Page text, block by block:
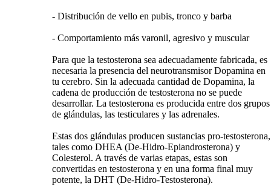
- Distribución de vello en pubis, tronco y barba
- Comportamiento más varonil, agresivo y muscular
Para que la testosterona sea adecuadamente fabricada, es
necesaria la presencia del neurotransmisor Dopamina en
tu cerebro. Sin la adecuada cantidad de Dopamina, la
cadena de producción de testosterona no se puede
desarrollar. La testosterona es producida entre dos grupos
de glándulas, las testiculares y las adrenales.
Estas dos glándulas producen sustancias pro-testosterona,
tales como DHEA (De-Hidro-Epiandrosterona) y
Colesterol. A través de varias etapas, estas son
convertidas en testosterona y en una forma final muy
potente, la DHT (De-Hidro-Testosterona).